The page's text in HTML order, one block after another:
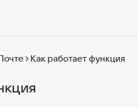
Как работает функция